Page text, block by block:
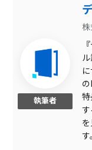
オープンリダイレクタ
執筆者
す。